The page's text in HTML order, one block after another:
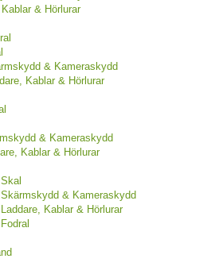
& Hörlurar
& Kameraskydd
Kablar & Hörlurar
& Kameraskydd
Kablar & Hörlurar
& Kameraskydd
Kablar & Hörlurar